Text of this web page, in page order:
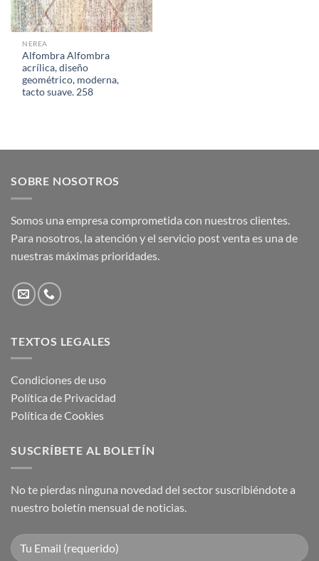
NEREA
Alfombra Alfombra
acrílica, diseño
geométrico, moderna,
tacto suave. 258
SOBRE NOSOTROS
Somos una empresa comprometida con nuestros clientes.
Para nosotros, la atención y el servicio post venta es una de
nuestras máximas prioridades.
TEXTOS LEGALES
Condiciones de uso
Política de Privacidad
Política de Cookies
SUSCRÍBETE AL BOLETÍN
No te pierdas ninguna novedad del sector suscribiéndote a
nuestro boletín mensual de noticias.